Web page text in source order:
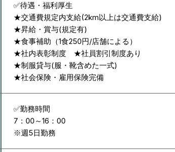
✅待遇・福利厚生
★交通費規定内支給(2km以上は交通費支給)
★昇給・賞与(規定有)
★食事補助（1食250円/店舗による）
★社内表彰制度 ★社員割引制度あり
★制服貸与(服・靴含めた一式)
★社会保険・雇用保険完備
✅勤務時間
7：00～16：00
※週5日勤務